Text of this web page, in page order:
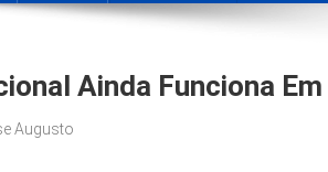
Ainda Funciona
Augusto